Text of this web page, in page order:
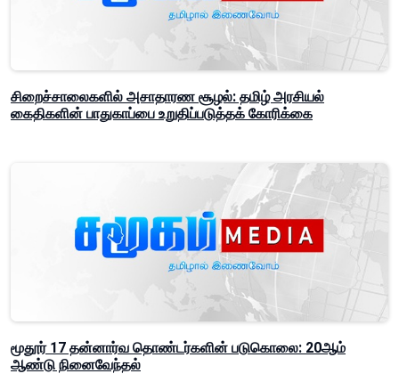
சிறைச்சாலைகளில் அசாதாரண சூழல்: தமிழ் அரசியல்
கைதிகளின் பாதுகாப்பை உறுதிப்படுத்தக் கோரிக்கை
மூதூர் 17 தன்னார்வ தொண்டர்களின் படுகொலை: 20ஆம்
ஆண்டு நினைவேந்தல்